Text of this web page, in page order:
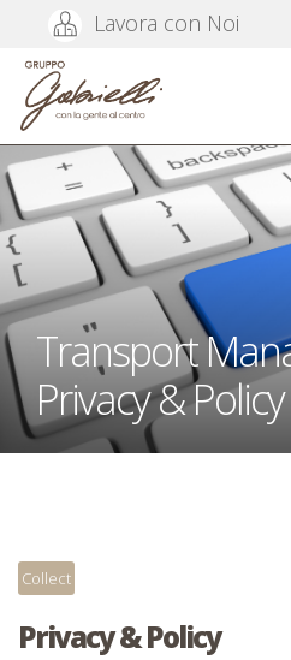
Lavora con Noi
Transport
Privacy & Policy
Collect
Privacy & Policy